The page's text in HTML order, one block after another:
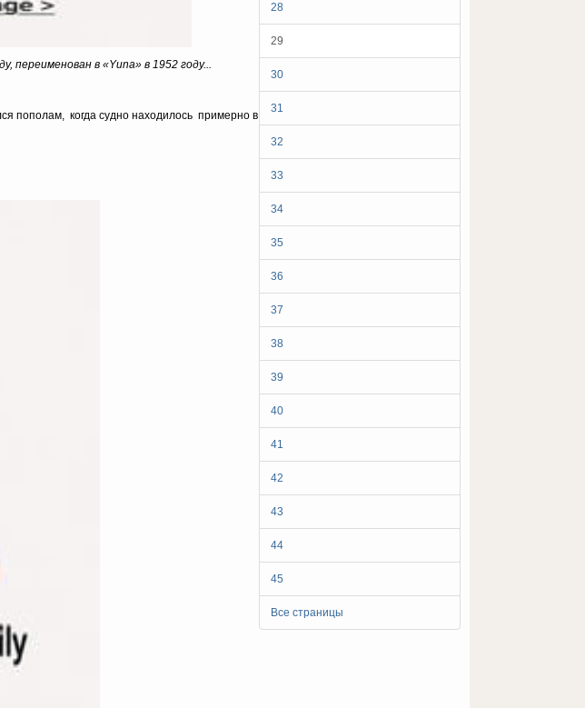
28
29
30
31
32
33
34
35
36
37
38
39
40
41
42
43
44
45
Все страницы
переименован в «Yuna» в 1952 году...
пополам, когда судно находилось примерно в